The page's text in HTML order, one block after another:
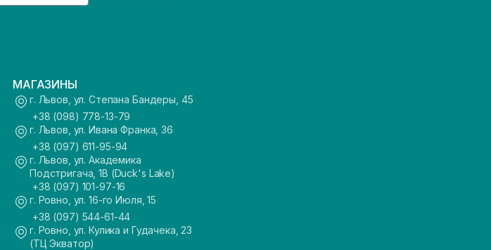
МАГАЗИНЫ
г. Львов, ул. Степана Бандеры, 45
+38 (098) 778-13-79
г. Львов, ул. Ивана Франка, 36
+38 (097) 611-95-94
г. Львов, ул. Академика
Подстригача, 1В (Duck's Lake)
+38 (097) 101-97-16
г. Ровно, ул. 16-го Июля, 15
+38 (097) 544-61-44
г. Ровно, ул. Кулика и Гудачека, 23
(ТЦ Экватор)